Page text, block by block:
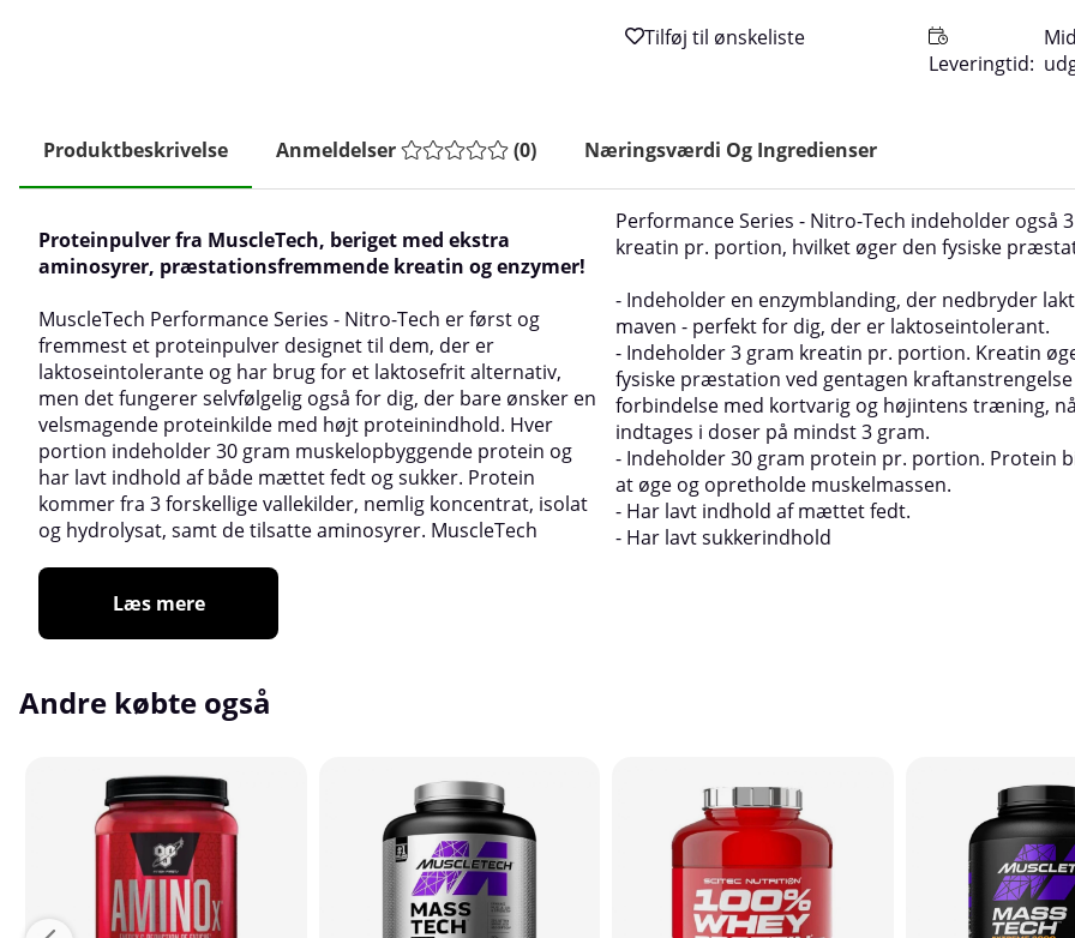
Leveringtid:
Produktbeskrivelse Anmeldelser (0) Næringsværdi Og Ingredienser
Proteinpulver fra MuscleTech, beriget med ekstra
aminosyrer, præstationsfremmende kreatin og enzymer!
MuscleTech Performance Series - Nitro-Tech er først og
fremmest et proteinpulver designet til dem, der er
laktoseintolerante og har brug for et laktosefrit alternativ,
men det fungerer selvfølgelig også for dig, der bare ønsker en
velsmagende proteinkilde med højt proteinindhold. Hver
portion indeholder 30 gram muskelopbyggende protein og
har lavt indhold af både mættet fedt og sukker. Protein
kommer fra 3 forskellige vallekilder, nemlig koncentrat, isolat
og hydrolysat, samt de tilsatte aminosyrer. MuscleTech
Performance Series - Nitro-Tech indeholder også
kreatin pr. portion, hvilket øger den fysiske
- Indeholder en enzymblanding, der nedbryder
maven - perfekt for dig, der er laktoseintolerant.
- Indeholder 3 gram kreatin pr. portion. Kreatin
fysiske præstation ved gentagen kraftanstrengelse
forbindelse med kortvarig og højintens træning,
indtages i doser på mindst 3 gram.
- Indeholder 30 gram protein pr. portion. Protein
at øge og opretholde muskelmassen.
- Har lavt indhold af mættet fedt.
- Har lavt sukkerindhold
Læs mere
Andre købte også